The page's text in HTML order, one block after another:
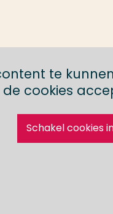
te
de cookies
Schakel cookies